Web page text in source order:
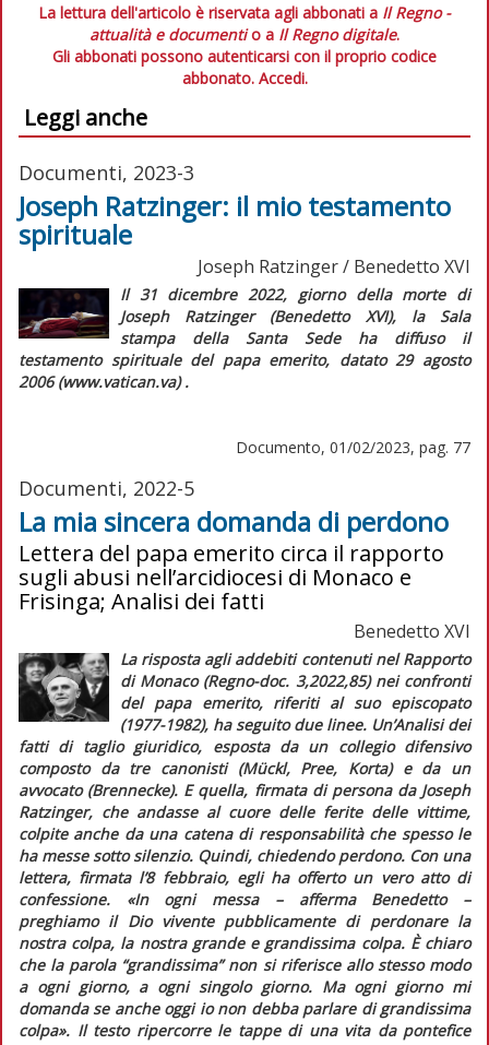
La lettura dell'articolo è riservata agli abbonati a Il Regno -
attualità e documentio a Il Regno digitale.
Gli abbonati possono autenticarsi con il proprio codice
abbonato. Accedi.
Leggi anche
Documenti, 2023-3
Joseph Ratzinger: il mio testamento
spirituale
Joseph Ratzinger / Benedetto XVI
Il 31 dicembre 2022, giorno della morte di
Joseph Ratzinger (Benedetto XVI), la Sala
stampa della Santa Sede ha diffuso il
testamento spirituale del papa emerito, datato 29 agosto
2006 (www.vatican.va) .
Documento, 01/02/2023, pag. 77
Documenti, 2022-5
La mia sincera domanda di perdono
Lettera del papa emerito circa il rapporto
sugli abusi nell’arcidiocesi di Monaco e
Frisinga; Analisi dei fatti
Benedetto XVI
La risposta agli addebiti contenuti nel Rapporto
di Monaco (Regno-doc. 3,2022,85) nei confronti
del papa emerito, riferiti al suo episcopato
(1977-1982), ha seguito due linee. Un’Analisi dei
fattidi taglio giuridico, esposta da un collegio difensivo
composto da tre canonisti (Mückl, Pree, Korta) e da un
avvocato (Brennecke). E quella, firmata di persona da Joseph
Ratzinger, che andasse al cuore delle ferite delle vittime,
colpite anche da una catena di responsabilità che spesso le
ha messe sotto silenzio. Quindi, chiedendo perdono. Con una
lettera, firmata l’8 febbraio, egli ha offerto un vero atto di
confessione. «In ogni messa – afferma Benedetto –
preghiamo il Dio vivente pubblicamente di perdonare la
nostra colpa, la nostra grande e grandissima colpa. È chiaro
che la parola “grandissima” non si riferisce allo stesso modo
a ogni giorno, a ogni singolo giorno. Ma ogni giorno mi
domanda se anche oggi io non debba parlare di grandissima
colpa». Il testo ripercorre le tappe di una vita da pontefice